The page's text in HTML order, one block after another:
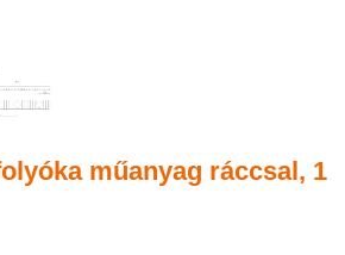
műanyag ráccsal, 1